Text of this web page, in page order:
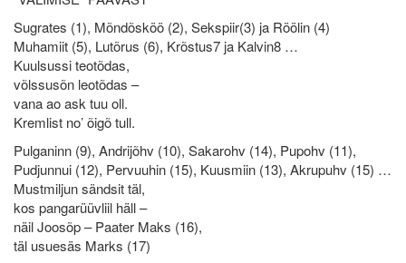
Sugrates (1), Mõndõsköö (2), Sekspiir(3) ja Röölin (4)
Muhamiit (5), Lutõrus (6), Krõstus7 ja Kalvin8 …
Kuulsussi teotõdas,
võlssusõn leotõdas –
vana ao ask tuu oll.
Kremlist no’ õigõ tull.
Pulganinn (9), Andrijõhv (10), Sakarohv (14), Pupohv (11),
Pudjunnui (12), Pervuuhin (15), Kuusmiin (13), Akrupuhv (15) …
Mustmiljun sändsit täl,
kos pangarüüvliil häll –
näil Joosõp – Paater Maks (16),
täl usuesäs Marks (17)